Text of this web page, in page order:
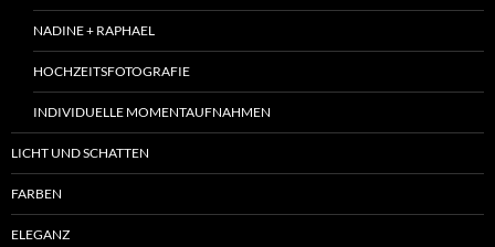
NADINE + RAPHAEL
HOCHZEITSFOTOGRAFIE
INDIVIDUELLE MOMENTAUFNAHMEN
LICHT UND SCHATTEN
FARBEN
ELEGANZ